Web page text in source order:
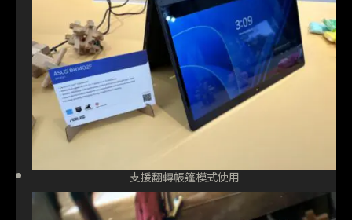
支援翻轉帳篷模式使用